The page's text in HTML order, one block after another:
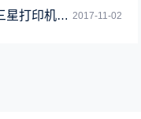
2017-11-02
印机业务